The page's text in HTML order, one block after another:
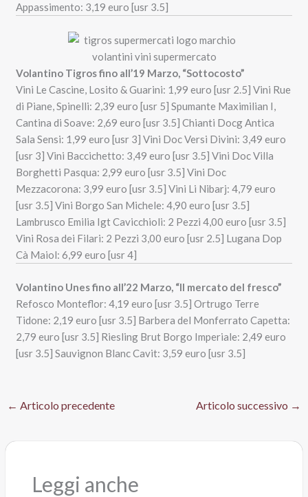
Appassimento: 3,19 euro [usr 3.5]
Volantino Tigros fino all’19 Marzo, “Sottocosto”
Vini Le Cascine, Losito & Guarini: 1,99 euro [usr 2.5] Vini Rue
di Piane, Spinelli: 2,39 euro [usr 5] Spumante Maximilian I,
Cantina di Soave: 2,69 euro [usr 3.5] Chianti Docg Antica
Sala Sensi: 1,99 euro [usr 3] Vini Doc Versi Divini: 3,49 euro
[usr 3] Vini Baccichetto: 3,49 euro [usr 3.5] Vini Doc Villa
Borghetti Pasqua: 2,99 euro [usr 3.5] Vini Doc
Mezzacorona: 3,99 euro [usr 3.5] Vini Li Nibarj: 4,79 euro
[usr 3.5] Vini Borgo San Michele: 4,90 euro [usr 3.5]
Lambrusco Emilia Igt Cavicchioli: 2 Pezzi 4,00 euro [usr 3.5]
Vini Rosa dei Filari: 2 Pezzi 3,00 euro [usr 2.5] Lugana Dop
Cà Maiol: 6,99 euro [usr 4]
Volantino Unes fino all’22 Marzo, “Il mercato del fresco”
Refosco Monteflor: 4,19 euro [usr 3.5] Ortrugo Terre
Tidone: 2,19 euro [usr 3.5] Barbera del Monferrato Capetta:
2,79 euro [usr 3.5] Riesling Brut Borgo Imperiale: 2,49 euro
[usr 3.5] Sauvignon Blanc Cavit: 3,59 euro [usr 3.5]
← Articolo precedente Articolo successivo →
Leggi anche